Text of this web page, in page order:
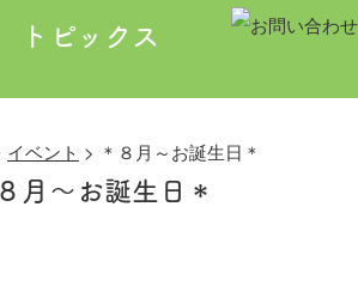
トピックス
イベント > ＊８月～お誕生日＊
月～お誕生日＊